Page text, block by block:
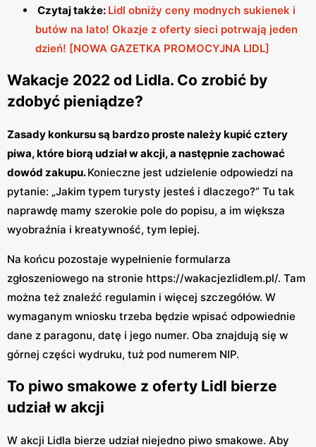
Czytaj także: Lidl obniży ceny modnych sukienek i
butów na lato! Okazje z oferty sieci potrwają jeden
dzień! [NOWA GAZETKA PROMOCYJNA LIDL]
Wakacje 2022 od Lidla. Co zrobić by
zdobyć pieniądze?
Zasady konkursu są bardzo proste należy kupić cztery
piwa, które biorą udział w akcji, a następnie zachować
dowód zakupu.Konieczne jest udzielenie odpowiedzi na
pytanie: „Jakim typem turysty jesteś i dlaczego?” Tu tak
naprawdę mamy szerokie pole do popisu, a im większa
wyobraźnia i kreatywność, tym lepiej.
Na końcu pozostaje wypełnienie formularza
zgłoszeniowego na stronie https://wakacjezlidlem.pl/. Tam
można też znaleźć regulamin i więcej szczegółów. W
wymaganym wniosku trzeba będzie wpisać odpowiednie
dane z paragonu, datę i jego numer. Oba znajdują się w
górnej części wydruku, tuż pod numerem NIP.
To piwo smakowe z oferty Lidl bierze
udział w akcji
W akcji Lidla bierze udział niejedno piwo smakowe. Aby